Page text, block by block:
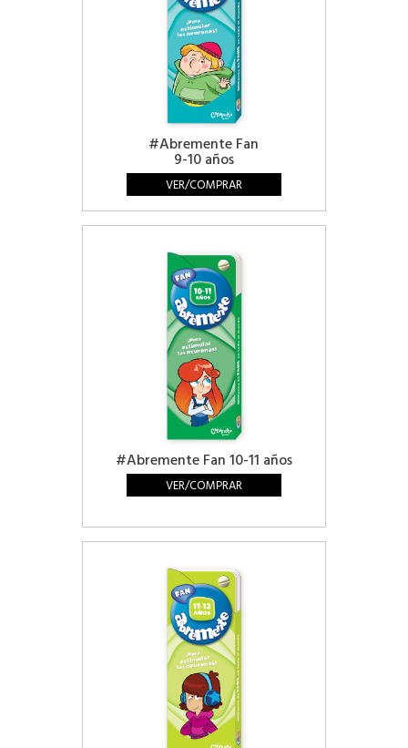
#Abremente Fan
9-10 años
VER/COMPRAR
#Abremente Fan 10-11 años
VER/COMPRAR